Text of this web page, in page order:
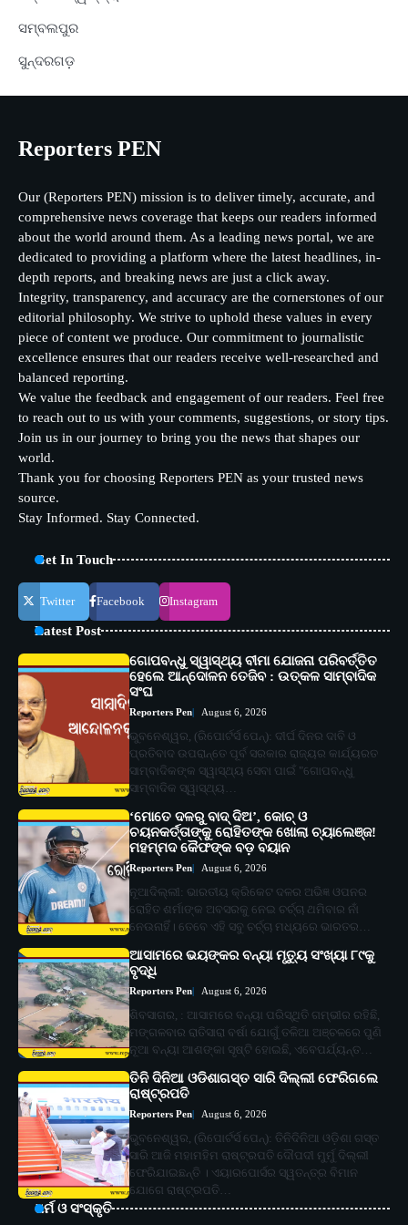
ସମ୍ବଲପୁର
ସୁନ୍ଦରଗଡ଼
Reporters PEN
Our (Reporters PEN) mission is to deliver timely, accurate, and
comprehensive news coverage that keeps our readers informed
about the world around them. As a leading news portal, we are
dedicated to providing a platform where the latest headlines, in-
depth reports, and breaking news are just a click away.
Integrity, transparency, and accuracy are the cornerstones of our
editorial philosophy. We strive to uphold these values in every
piece of content we produce. Our commitment to journalistic
excellence ensures that our readers receive well-researched and
balanced reporting.
We value the feedback and engagement of our readers. Feel free
to reach out to us with your comments, suggestions, or story tips.
Join us in our journey to bring you the news that shapes our
world.
Thank you for choosing Reporters PEN as your trusted news
source.
Stay Informed. Stay Connected.
Get In Touch
Twitter Facebook Instagram
Latest Post
ଗୋପବନ୍ଧୁ ସ୍ୱାସ୍ଥ୍ୟ ବୀମା ଯୋଜନା ପରିବର୍ତ୍ତିତ
ହେଲେ ଆନ୍ଦୋଳନ ତେଜିବ : ଉତ୍କଳ ସାମ୍ବାଦିକ
ସଂଘ
Reporters Pen August 6, 2026
ଭୁବନେଶ୍ୱର, (ରିପୋର୍ଟର୍ସ ପେନ୍‌): ଦୀର୍ଘ ଦିନର ଦାବି ଓ
ପ୍ରତିବାଦ ଉପରାନ୍ତେ ପୂର୍ବ ସରକାର ରାଜ୍ୟର କାର୍ଯ୍ୟରତ
ସାମ୍ବାଦିକଙ୍କ ସ୍ୱାସ୍ଥ୍ୟ ସେବା ପାଇଁ "ଗୋପବନ୍ଧୁ
ସାମ୍ବାଦିକ ସ୍ୱାସ୍ଥ୍ୟ…
‘ମୋତେ ଦଳରୁ ବାଦ୍ ଦିଅ’, କୋଚ୍ ଓ
ଚୟନକର୍ତ୍ତାଙ୍କୁ ରୋହିତଙ୍କ ଖୋଲା ଚ୍ୟାଲେଞ୍ଜ!
ମହମ୍ମଦ କୈଫଙ୍କ ବଡ଼ ବୟାନ
Reporters Pen August 6, 2026
ନୂଆଦିଲ୍ଲୀ: ଭାରତୀୟ କ୍ରିକେଟ ଦଳର ଅଭିଜ୍ଞ ଓପନର
ରୋହିତ ଶର୍ମାଙ୍କ ଅବସରକୁ ନେଇ ଚର୍ଚ୍ଚା ଥମିବାର ନାଁ
ନେଉନାହିଁ। ତେବେ ଏହି ସବୁ ଚର୍ଚ୍ଚା ମଧ୍ୟରେ ଭାରତର…
ଆସାମରେ ଭୟଙ୍କର ବନ୍ୟା ମୃତ୍ୟୁ ସଂଖ୍ୟା ୮୯କୁ
ବୃଦ୍ଧି
Reporters Pen August 6, 2026
ଶିବସାଗର, : ଆସାମରେ ବନ୍ୟା ପରିସ୍ଥିତି ଗମ୍ଭୀର ରହିଛି,
ମଙ୍ଗଳବାର ରାତିସାରା ବର୍ଷା ଯୋଗୁଁ ତଳିଆ ଅଞ୍ଚଳରେ ପୁଣି
ନୂଆ ବନ୍ୟା ଆଶଙ୍କା ସୃଷ୍ଟି ହୋଇଛି, ଏବେପର୍ଯ୍ୟନ୍ତ…
ତିନି ଦିନିଆ ଓଡିଶାଗସ୍ତ ସାରି ଦିଲ୍ଲୀ ଫେରିଗଲେ
ରାଷ୍ଟ୍ରପତି
Reporters Pen August 6, 2026
ଭୁବନେଶ୍ୱର, (ରିପୋର୍ଟର୍ସ ପେନ୍‌): ତିନିଦିନିଆ ଓଡ଼ିଶା ଗସ୍ତ
ସାରି ଆଜି ମହାମହିମ ରାଷ୍ଟ୍ରପତି ଦୌପଦୀ ମୁର୍ମୁ ଦିଲ୍ଲୀ
ଫେରିଯାଇଛନ୍ତି । ଏୟାରପୋର୍ସର ସ୍ୱତନ୍ତ୍ର ବିମାନ
ଯୋଗେ ରାଷ୍ଟ୍ରପତି…
ଧର୍ମ ଓ ସଂସ୍କୃତି